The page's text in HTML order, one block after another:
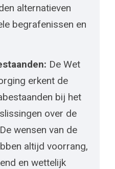
alternatieven
begrafenissen en
De Wet
erkent de
bij het
over de
wensen van de
altijd voorrang,
en wettelijk